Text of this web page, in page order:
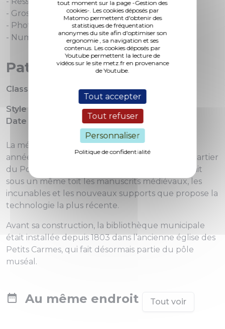
tout moment sur la page -Gestion des
cookies-. Les cookies déposés par
Matomo permettent d'obtenir des
statistiques de fréquentation
anonymes du site afin d'optimiser son
ergonomie , sa navigation et ses
contenus. Les cookies déposés par
Youtube permettent la lecture de
vidéos sur le site metz.fr en provenance
de Youtube.
Tout accepter
Tout refuser
Personnaliser
Politique de confidentialité
- Gros caractères
- Photocopier
- Numériser
Patrimoine
Classement : Non protégé
Style architectural :contemporain
Date d'édification :années 1970
La médiathèque du Pontiffroy est née dans les
années 1970 à l'occasion de la rénovation du quartier
du Pontiffroy. Ouvert en 1977, le bâtiment réunit
sous un même toit les manuscrits médiévaux, les
incunables et les nouveaux supports que propose la
technologie la plus récente.
Avant sa construction, la bibliothèque municipale
était installée depuis 1803 dans l’ancienne église des
Petits Carmes, qui fait désormais partie du pôle
muséal.
Au même endroit Tout voir